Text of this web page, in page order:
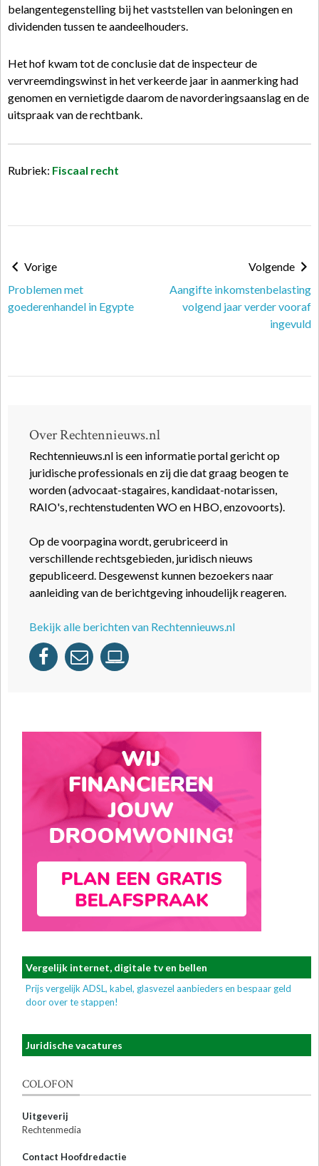
belangentegenstelling bij het vaststellen van beloningen en
dividenden tussen te aandeelhouders.
Het hof kwam tot de conclusie dat de inspecteur de
vervreemdingswinst in het verkeerde jaar in aanmerking had
genomen en vernietigde daarom de navorderingsaanslag en de
uitspraak van de rechtbank.
Rubriek: Fiscaal recht
Vorige
Problemen met
goederenhandel in Egypte
Volgende
Aangifte inkomstenbelasting
volgend jaar verder vooraf
ingevuld
Over Rechtennieuws.nl
Rechtennieuws.nl is een informatie portal gericht op
juridische professionals en zij die dat graag beogen te
worden (advocaat-stagaires, kandidaat-notarissen,
RAIO's, rechtenstudenten WO en HBO, enzovoorts).
Op de voorpagina wordt, gerubriceerd in
verschillende rechtsgebieden, juridisch nieuws
gepubliceerd. Desgewenst kunnen bezoekers naar
aanleiding van de berichtgeving inhoudelijk reageren.
Bekijk alle berichten van Rechtennieuws.nl
Vergelijk internet, digitale tv en bellen
Prijs vergelijk ADSL, kabel, glasvezel aanbieders en bespaar geld
door over te stappen!
Juridische vacatures
COLOFON
Uitgeverij
Rechtenmedia
Contact Hoofdredactie